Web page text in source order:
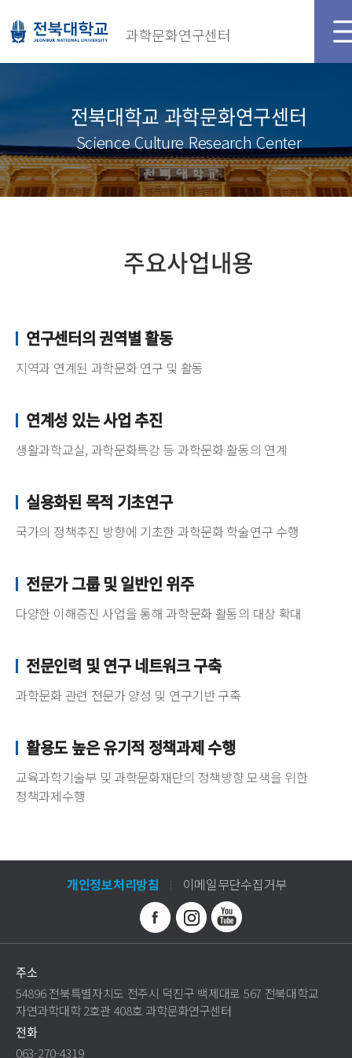
과학문화연구센터
전북대학교 과학문화연구센터
Science Culture Research Center
주요사업내용
연구센터의 권역별 활동
지역과 연계된 과학문화 연구 및 활동
연계성 있는 사업 추진
생활과학교실, 과학문화특강 등 과학문화 활동의 연계
실용화된 목적 기초연구
국가의 정책추진 방향에 기초한 과학문화 학술연구 수행
전문가 그룹 및 일반인 위주
다양한 이해증진 사업을 통해 과학문화 활동의 대상 확대
전문인력 및 연구 네트워크 구축
과학문화 관련 전문가 양성 및 연구기반 구축
활용도 높은 유기적 정책과제 수행
교육과학기술부 및 과학문화재단의 정책방향 모색을 위한
정책과제수행
개인정보처리방침 이메일무단수집거부
주소
54896 전북특별자치도 전주시 덕진구 백제대로 567 전북대학교
자연과학대학 2호관 408호 과학문화연구센터
전화
063-270-4319